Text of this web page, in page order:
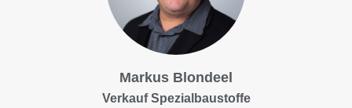
Markus Blondeel
Verkauf Spezialbaustoffe